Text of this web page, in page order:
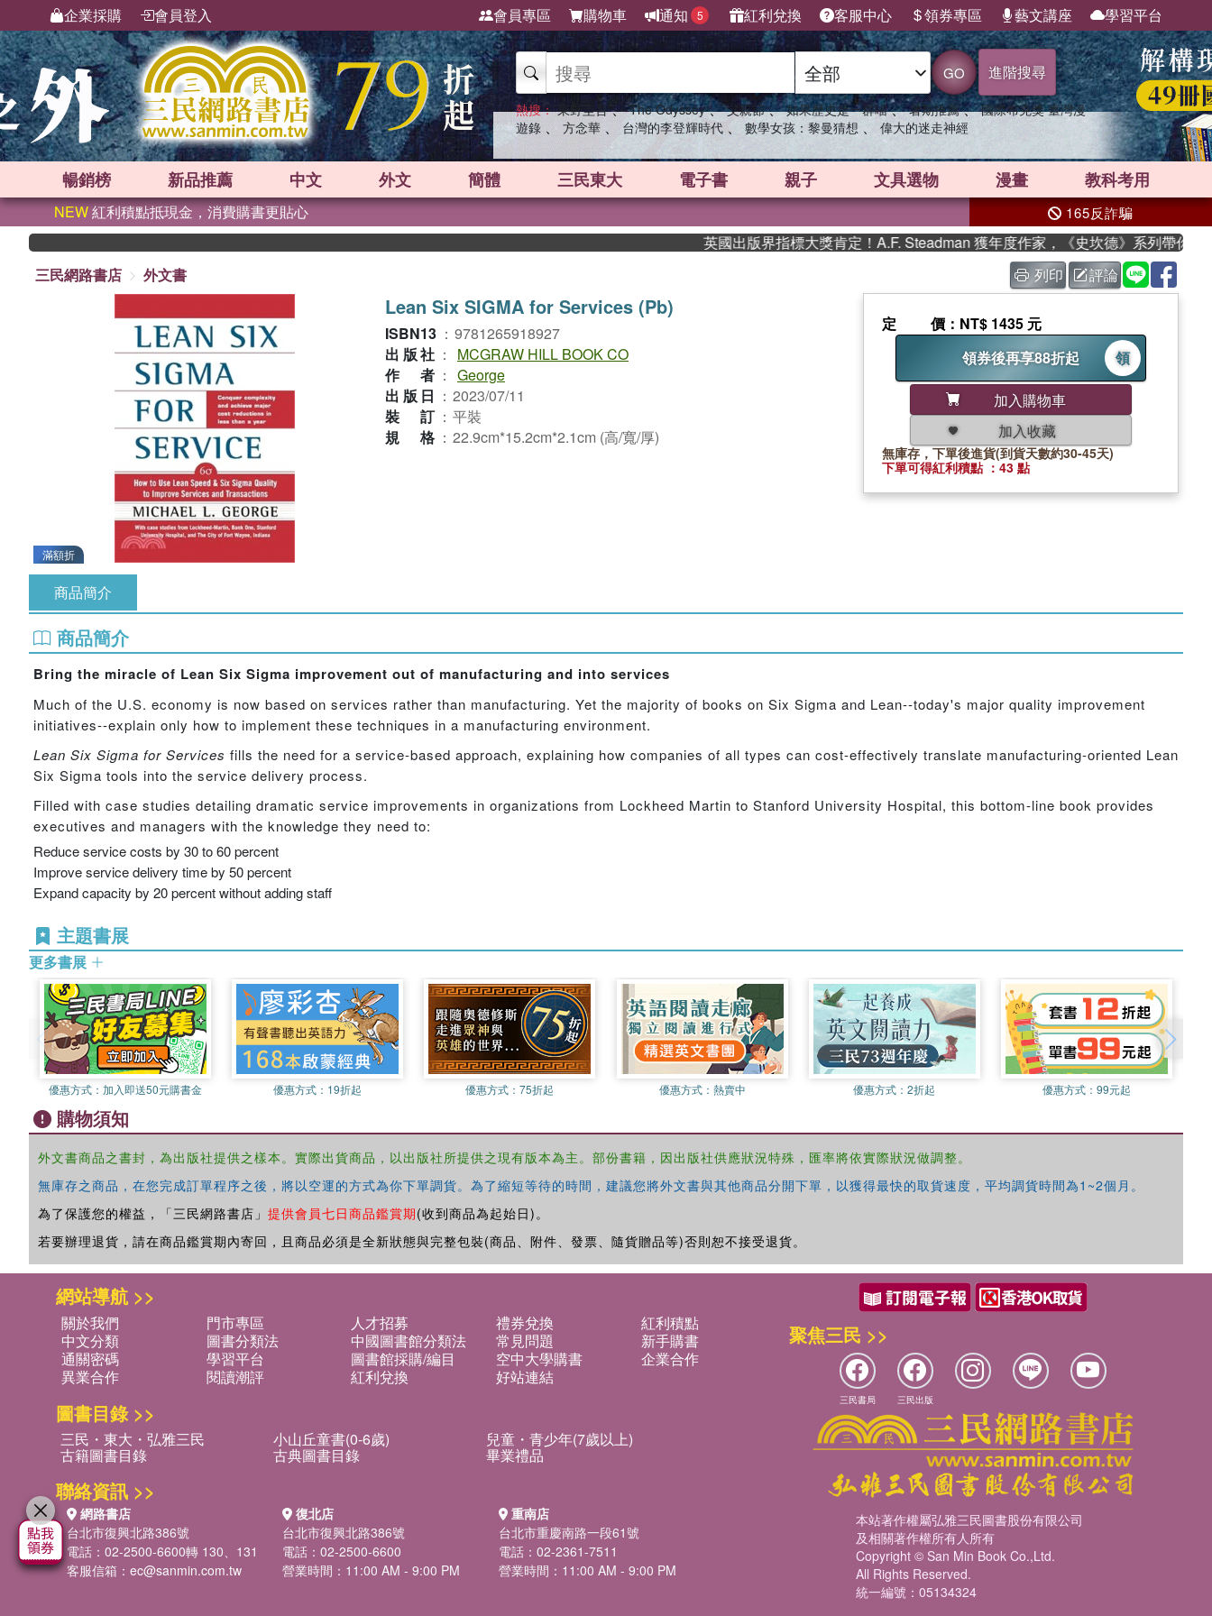
企業採購 會員登入 會員專區 購物車 通知 5 紅利兌換 客服中心 領券專區 藝文講座 學習平台
GO 進階搜尋
熱搜： 東野圭吾 、 The Odyssey 、 父親節 、 如果歷史是一群喵 、 暑期推薦 、 國際布克獎 臺灣漫
遊錄 、 方念華 、 台灣的李登輝時代 、 數學女孩：黎曼猜想 、 偉大的迷走神經
暢銷榜 新品推薦 中文 外文 簡體 三民東大 電子書 親子 文具選物 漫畫 教科考用
NEW紅利積點抵現金，消費購書更貼心 165反詐騙
英國出版界指標大獎肯定！A.F. Steadman 獲年度作家，《史坎德》系列帶你踏上熱
三民網路書店
外文書 列印 評論
滿額折
Lean Six SIGMA for Services (Pb)
ISBN13 ： 9781265918927
出版社 ：
MCGRAW HILL BOOK CO
作者 ： George
出版日 ： 2023/07/11
裝訂 ： 平裝
規格 ： 22.9cm*15.2cm*2.1cm (高/寬/厚)
定價 ：NT$ 1435 元
領券後再享88折起
領
加入購物車
加入收藏
無庫存，下單後進貨(到貨天數約30-45天)
下單可得紅利積點 ：43 點
商品簡介
商品簡介
Bring the miracle of Lean Six Sigma improvement out of manufacturing and into services
Much of the U.S. economy is now based on services rather than manufacturing. Yet the majority of books on Six Sigma and Lean--today's major quality improvement
initiatives--explain only how to implement these techniques in a manufacturing environment.
Lean Six Sigma for Services fills the need for a service-based approach, explaining how companies of all types can cost-effectively translate manufacturing-oriented Lean
Six Sigma tools into the service delivery process.
Filled with case studies detailing dramatic service improvements in organizations from Lockheed Martin to Stanford University Hospital, this bottom-line book provides
executives and managers with the knowledge they need to:
Reduce service costs by 30 to 60 percent
Improve service delivery time by 50 percent
Expand capacity by 20 percent without adding staff
主題書展
更多書展
優惠方式： 加入即送50元購書金 優惠方式： 19折起 優惠方式：75折起 優惠方式： 熱賣中 優惠方式：2折起 優惠方式：99元起
購物須知
外文書商品之書封，為出版社提供之樣本。實際出貨商品，以出版社所提供之現有版本為主。部份書籍，因出版社供應狀況特殊，匯率將依實際狀況做調整。
無庫存之商品，在您完成訂單程序之後，將以空運的方式為你下單調貨。為了縮短等待的時間，建議您將外文書與其他商品分開下單，以獲得最快的取貨速度，平均調貨時間為1~2個月。
為了保護您的權益，「三民網路書店」 提供會員七日商品鑑賞期(收到商品為起始日)。
若要辦理退貨，請在商品鑑賞期內寄回，且商品必須是全新狀態與完整包裝(商品、附件、發票、隨貨贈品等)否則恕不接受退貨。
網站導航 >>
關於我們 門市專區 人才招募 禮券兌換
紅利積點
中文分類
圖書分類法 中國圖書館分類法 常見問題
新手購書
通關密碼
學習平台 圖書館採購/編目 空中大學購書
企業合作
異業合作
閱讀潮評 紅利兌換 好站連結
圖書目錄 >>
三民・東大・弘雅三民 小山丘童書(0-6歲) 兒童・青少年(7歲以上)
古籍圖書目錄 古典圖書目錄 畢業禮品
聯絡資訊 >>
網路書店
台北市復興北路386號
電話：02-2500-6600轉 130、131
客服信箱： ec@sanmin.com.tw
復北店
台北市復興北路386號
電話：02-2500-6600
營業時間：11:00 AM - 9:00 PM
重南店
台北市重慶南路一段61號
電話：02-2361-7511
營業時間：11:00 AM - 9:00 PM
聚焦三民 >>
三民書局 三民出版
本站著作權屬弘雅三民圖書股份有限公司
及相關著作權所有人所有
Copyright © San Min Book Co.,Ltd.
All Rights Reserved.
統一編號：05134324